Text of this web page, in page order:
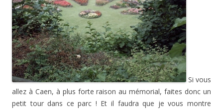
Si vous
allez à Caen, à plus forte raison au mémorial, faites donc un
petit tour dans ce parc ! Et il faudra que je vous montre